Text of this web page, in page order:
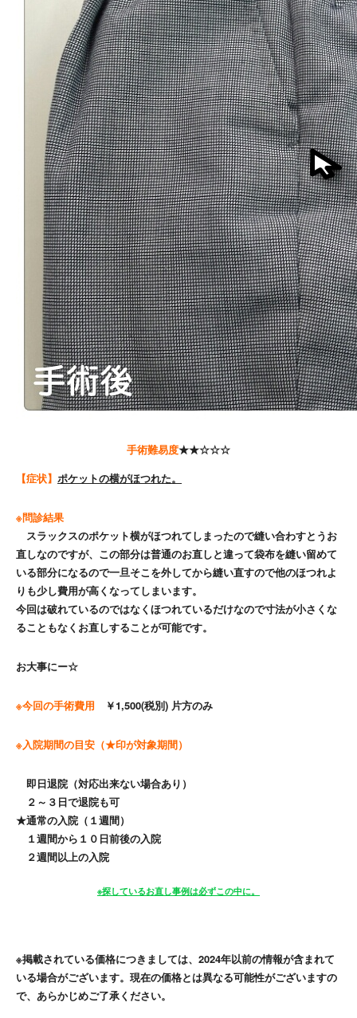
手術難易度★★☆☆☆
【症状】 ポケットの横がほつれた。
※問診結果
スラックスのポケット横がほつれてしまったので縫い合わすとうお
直しなのですが、この部分は普通のお直しと違って袋布を縫い留めて
いる部分になるので一旦そこを外してから縫い直すので他のほつれよ
りも少し費用が高くなってしまいます。
今回は破れているのではなくほつれているだけなので寸法が小さくな
ることもなくお直しすることが可能です。
お大事にー☆
※今回の手術費用 ￥1,500(税別) 片方のみ
※入院期間の目安（★印が対象期間）
即日退院（対応出来ない場合あり）
２～３日で退院も可
★通常の入院（１週間）
１週間から１０日前後の入院
２週間以上の入院
※探しているお直し事例は必ずこの中に。
※掲載されている価格につきましては、2024年以前の情報が含まれて
いる場合がございます。現在の価格とは異なる可能性がございますの
で、あらかじめご了承ください。